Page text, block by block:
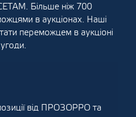
Більше ніж 700
в аукціонах. Наші
переможцем в аукціоні
від ПРОЗОРРО та